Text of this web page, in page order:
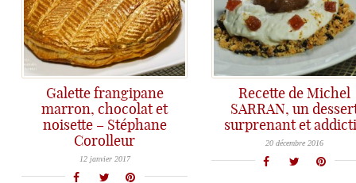
Galette frangipane
marron, chocolat et
noisette – Stéphane
Corolleur
Le mois de Janvier, c'est aussi le mois de la Galette... avec une recette de Stéphane Corolleur
12 janvier 2017
Recette de Michel
SARRAN, un
surprenant et
Une recette de Michel Sarran pour un dessert surprenant et terriblement gourmand!
20 décembre 2016